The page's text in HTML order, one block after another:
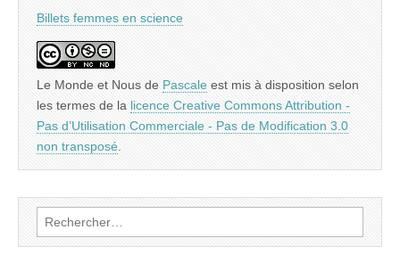
Billets femmes en science
Le Monde et Nous de Pascale est mis à disposition selon
les termes de la licence Creative Commons Attribution -
Pas d’Utilisation Commerciale - Pas de Modification 3.0
non transposé
Rechercher :